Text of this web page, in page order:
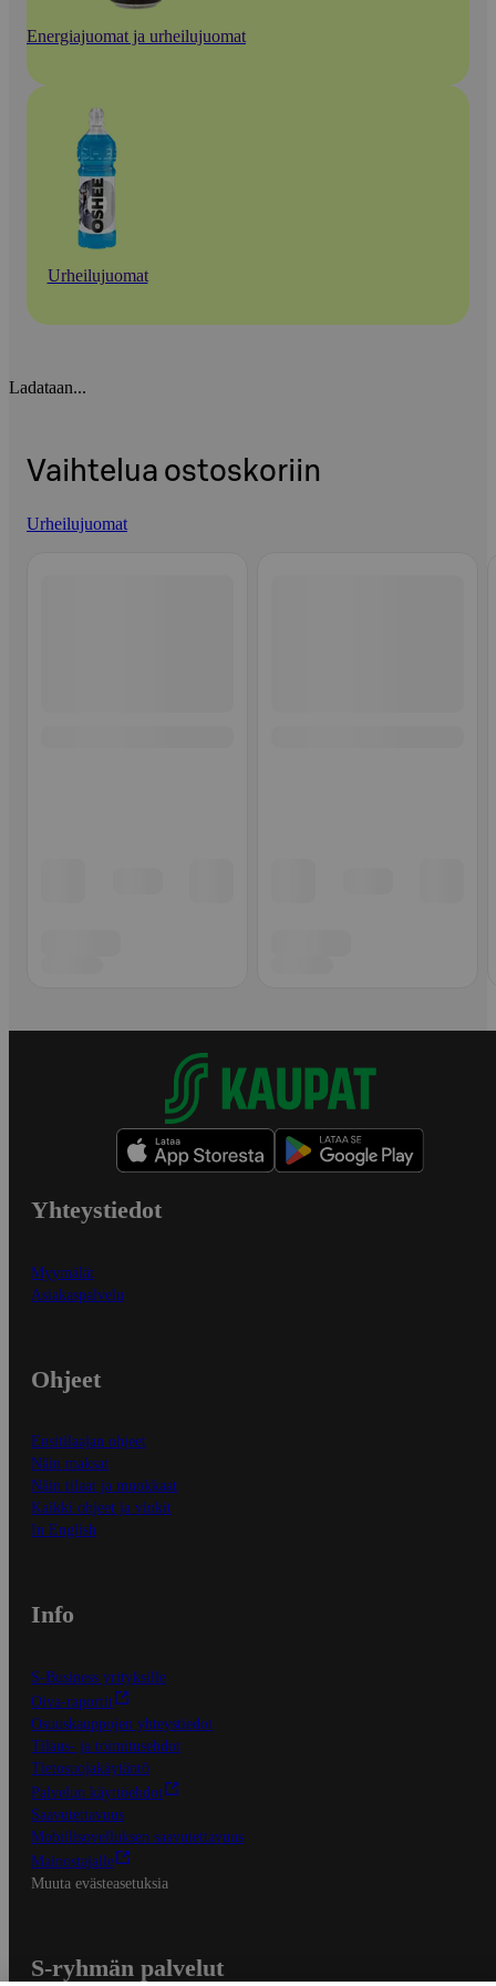
Energiajuomat ja urheilujuomat
Urheilujuomat
Ladataan...
Vaihtelua ostoskoriin
Urheilujuomat
Yhteystiedot
Myymälät
Asiakaspalvelu
Ohjeet
Ensitilaajan ohjeet
Näin maksat
Näin tilaat ja muokkaat
Kaikki ohjeet ja vinkit
In English
Info
S-Business yrityksille
Oiva-raportit
Osuuskauppojen yhteystiedot
Tilaus- ja toimitusehdot
Tietosuojakäytäntö
Palvelun käyttöehdot
Saavutettavuus
Mobiilisovelluksen saavutettavuus
Mainostajalle
Muuta evästeasetuksia
S-ryhmän palvelut